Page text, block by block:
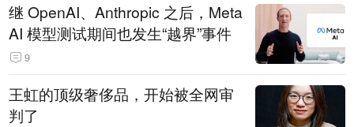
继 OpenAI、Anthropic 之后，Meta
AI 模型测试期间也发生“越界”事件
9
王虹的顶级奢侈品，开始被全网审
判了